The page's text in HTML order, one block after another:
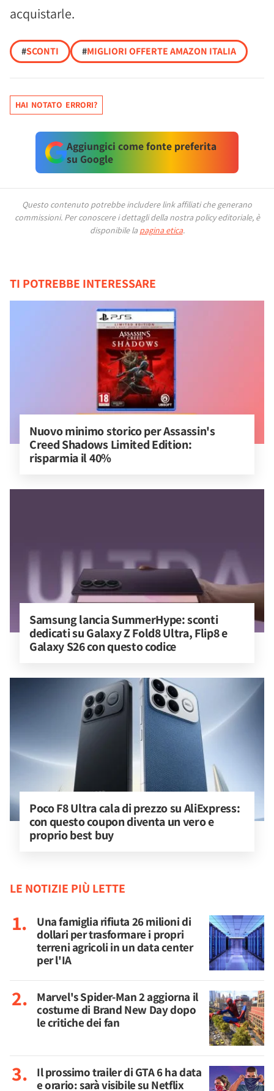
acquistarle.
#SCONTI #MIGLIORI OFFERTE AMAZON ITALIA
HAI NOTATO ERRORI?
Aggiungici come fonte preferita
su Google
Questo contenuto potrebbe includere link affiliati che generano
commissioni. Per conoscere i dettagli della nostra policy editoriale, è
disponibile la pagina etica.
TI POTREBBE INTERESSARE
Nuovo minimo storico per Assassin's
Creed Shadows Limited Edition:
risparmia il 40%
Samsung lancia SummerHype: sconti
dedicati su Galaxy Z Fold8 Ultra, Flip8 e
Galaxy S26 con questo codice
Poco F8 Ultra cala di prezzo su AliExpress:
con questo coupon diventa un vero e
proprio best buy
LE NOTIZIE PIÙ LETTE
Una famiglia rifiuta 26 milioni di
dollari per trasformare i propri
terreni agricoli in un data center
per l'IA
Marvel's Spider-Man 2 aggiorna il
costume di Brand New Day dopo
le critiche dei fan
Il prossimo trailer di GTA 6 ha data
e orario: sarà visibile su Netflix